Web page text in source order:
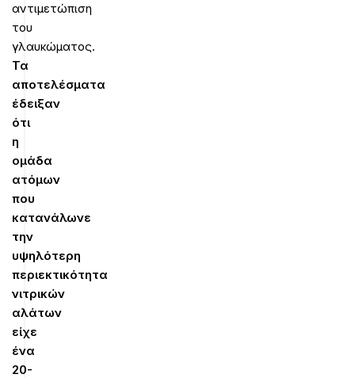
αντιμετώπιση
του
γλαυκώματος.
Τα
αποτελέσματα
έδειξαν
ότι
η
ομάδα
ατόμων
που
κατανάλωνε
την
υψηλότερη
περιεκτικότητα
νιτρικών
αλάτων
είχε
ένα
20-